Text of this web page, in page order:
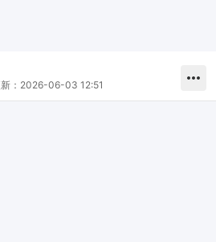
： 2026-06-03 12:51